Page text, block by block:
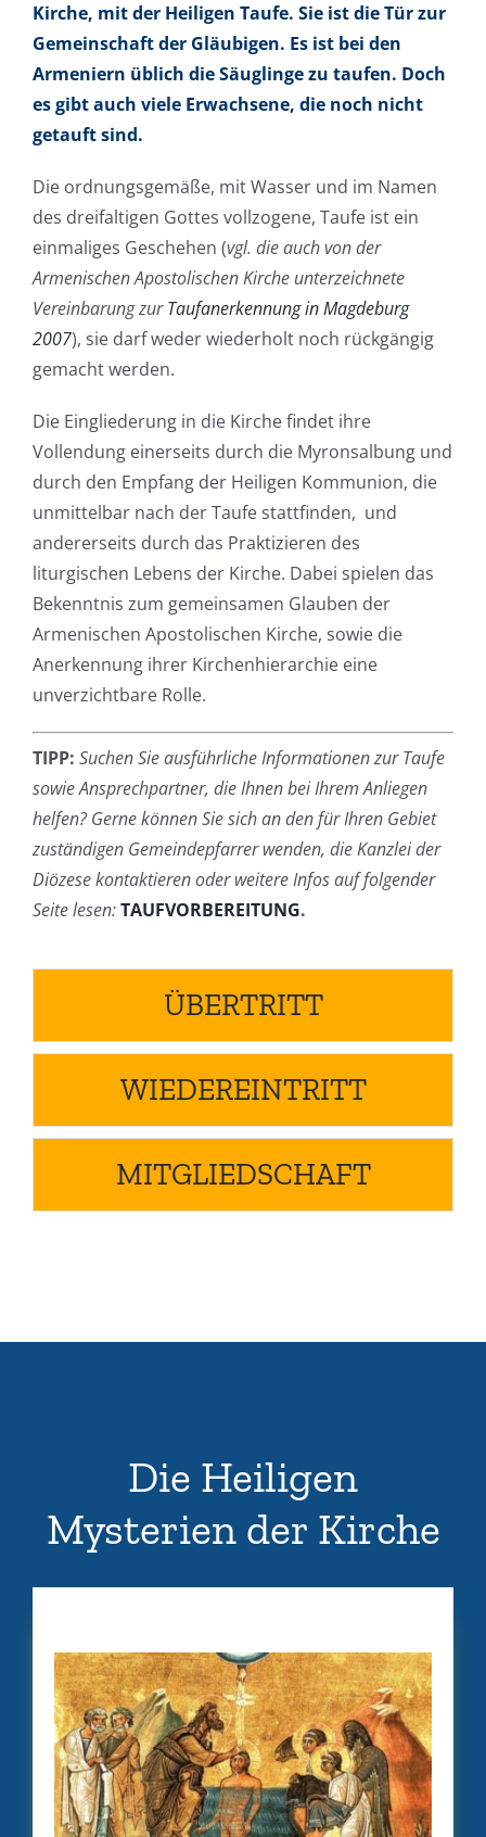
Kirche, mit der Heiligen Taufe. Sie ist die Tür zur
Gemeinschaft der Gläubigen. Es ist bei den
Armeniern üblich die Säuglinge zu taufen. Doch
es gibt auch viele Erwachsene, die noch nicht
getauft sind.
Die ordnungsgemäße, mit Wasser und im Namen
des dreifaltigen Gottes vollzogene, Taufe ist ein
einmaliges Geschehen (vgl. die auch von der
Armenischen Apostolischen Kirche unterzeichnete
Vereinbarung zurTaufanerkennung in Magdeburg
2007), sie darf weder wiederholt noch rückgängig
gemacht werden.
Die Eingliederung in die Kirche findet ihre
Vollendung einerseits durch die Myronsalbung und
durch den Empfang der Heiligen Kommunion, die
unmittelbar nach der Taufe stattfinden, und
andererseits durch das Praktizieren des
liturgischen Lebens der Kirche. Dabei spielen das
Bekenntnis zum gemeinsamen Glauben der
Armenischen Apostolischen Kirche, sowie die
Anerkennung ihrer Kirchenhierarchie eine
unverzichtbare Rolle.
TIPP: Suchen Sie ausführliche Informationen zur Taufe
sowie Ansprechpartner, die Ihnen bei Ihrem Anliegen
helfen? Gerne können Sie sich an den für Ihren Gebiet
zuständigen Gemeindepfarrer wenden, die Kanzlei der
Diözese kontaktieren oder weitere Infos auf folgender
Seite lesen:TAUFVORBEREITUNG.
ÜBERTRITT
WIEDEREINTRITT
MITGLIEDSCHAFT
Die Heiligen
Mysterien der Kirche